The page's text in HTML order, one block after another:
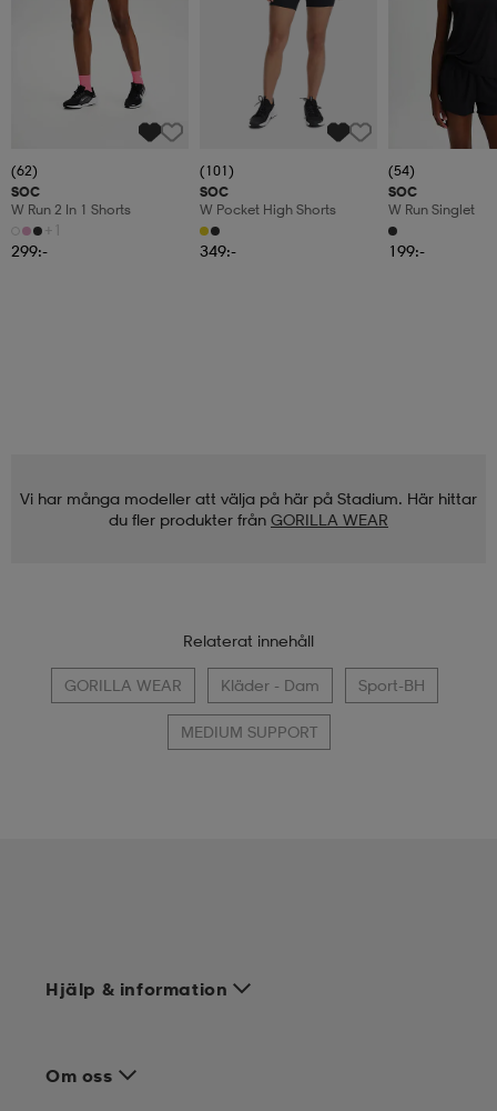
(62)
SOC
W Run 2 In 1 Shorts
+1
299:-
(101)
SOC
W Pocket High Shorts
349:-
(54)
SOC
W Run Singlet
199:-
Vi har många modeller att välja på här på Stadium. Här hittar
du fler produkter från GORILLA WEAR
Relaterat innehåll
GORILLA WEAR Kläder - Dam Sport-BH
MEDIUM SUPPORT
Hjälp & information
Om oss